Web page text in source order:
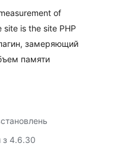
of
site is the site PHP
замеряющий
памяти
з 4.6.30